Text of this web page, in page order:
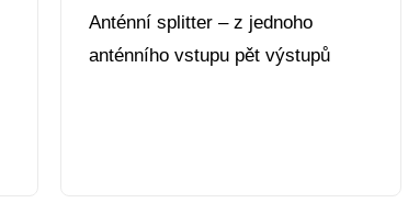
Anténní splitter – z jednoho
anténního vstupu pět výstupů